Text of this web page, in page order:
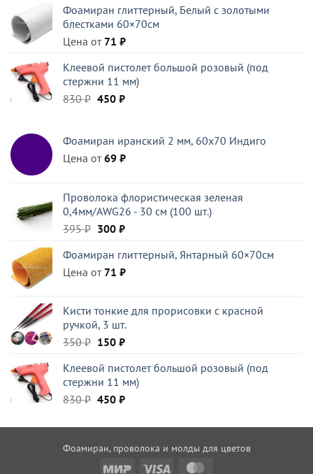
составляла
396 ₽.
355 ₽.
Фоамиран глиттерный, Белый c золотыми
блестками 60×70см
Цена от 71 ₽
Клеевой пистолет большой розовый (под
стержни 11 мм)
830₽ Первоначальная
830 ₽.
450 ₽Текущая
Фоамиран иранский 2 мм, 60х70 Индиго
Цена от69 ₽
Проволока флористическая зеленая
0,4мм/AWG26 - 30 см (100 шт.)
395₽ Первоначальная
составляла
395 ₽.
300 ₽Текущая
300 ₽.
Фоамиран глиттерный, Янтарный 60×70см
Цена от 71 ₽
Кисти тонкие для прорисовки с красной
ручкой, 3 шт.
350₽ Первоначальная
составляла
350 ₽.
150 ₽Текущая
150 ₽.
Клеевой пистолет большой розовый (под
стержни 11 мм)
830₽ Первоначальная
составляла
450 ₽Текущая
450 ₽.
Фоамиран, проволока и молды для цветов
Mir
Visa